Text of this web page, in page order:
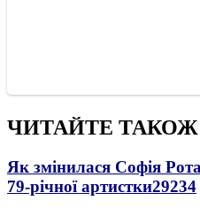
ЧИТАЙТЕ ТАКОЖ
Як змінилася Софія
79-річної артистки29234